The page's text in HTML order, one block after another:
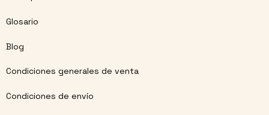
Glosario
Blog
Condiciones generales de venta
Condiciones de envío